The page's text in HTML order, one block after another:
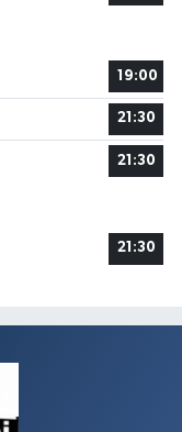
19:00
21:30
21:30
21:30